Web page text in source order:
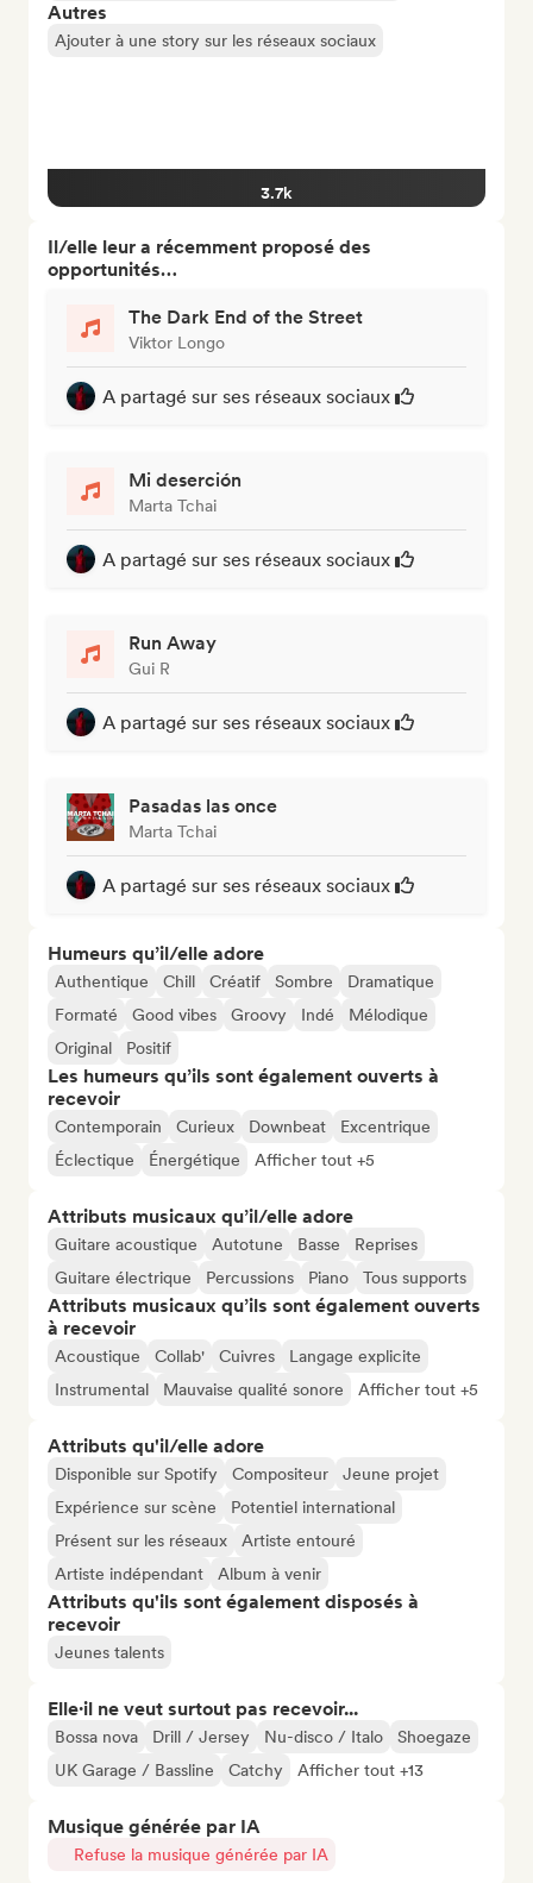
Autres
Ajouter à une story sur les réseaux sociaux
3.7k
Il/elle leur a récemment proposé des
opportunités…
The Dark End of the Street
Viktor Longo
A partagé sur ses réseaux sociaux
Mi deserción
Marta Tchai
A partagé sur ses réseaux sociaux
Run Away
Gui R
A partagé sur ses réseaux sociaux
Pasadas las once
Marta Tchai
A partagé sur ses réseaux sociaux
Humeurs qu’il/elle adore
Authentique Chill Créatif Sombre
Dramatique
Formaté
Good vibes Groovy Indé
Mélodique
Original
Positif
Les humeurs qu’ils sont également ouverts à
recevoir
Contemporain Curieux Downbeat
Excentrique
Éclectique
Énergétique Afficher tout +5
Attributs musicaux qu’il/elle adore
Guitare acoustique Autotune Basse
Reprises
Guitare électrique
Percussions Piano Tous supports
Attributs musicaux qu’ils sont également ouverts
à recevoir
Acoustique Collab' Cuivres
Langage explicite
Instrumental
Mauvaise qualité sonore Afficher tout +5
Attributs qu'il/elle adore
Disponible sur Spotify Compositeur
Jeune projet
Expérience sur scène
Potentiel international
Présent sur les réseaux
Artiste entouré
Artiste indépendant
Album à venir
Attributs qu'ils sont également disposés à
recevoir
Jeunes talents
Elle·il ne veut surtout pas recevoir...
Bossa nova Drill / Jersey Nu-disco / Italo
Shoegaze
UK Garage / Bassline
Catchy Afficher tout +13
Musique générée par IA
Refuse la musique générée par IA